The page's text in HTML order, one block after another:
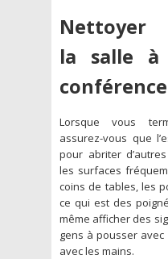
Nettoyer
la salle
conférence
Lorsque vous
assurez-vous que
pour abriter
les surfaces
coins de tables, les
ce qui est des
même afficher des
gens à pousser
avec les mains.